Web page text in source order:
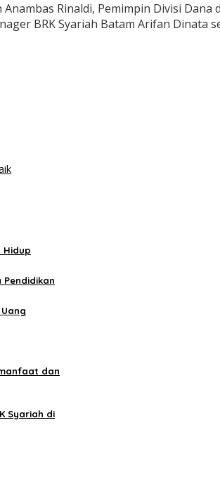
Rinaldi, Pemimpin Divisi Dana
BRK Syariah Batam Arifan Dinata
Hidup
Pendidikan
dan
Syariah di